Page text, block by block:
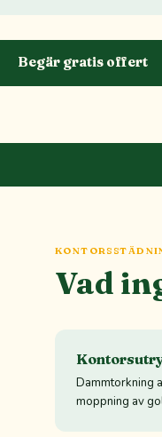
Begär gratis offert
Vad
Dammtorkning
moppning av